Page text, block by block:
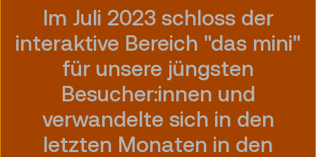
Im Juli 2023 schloss der
interaktive Bereich "das mini"
für unsere jüngsten
Besucher:innen und
verwandelte sich in den
letzten Monaten in den